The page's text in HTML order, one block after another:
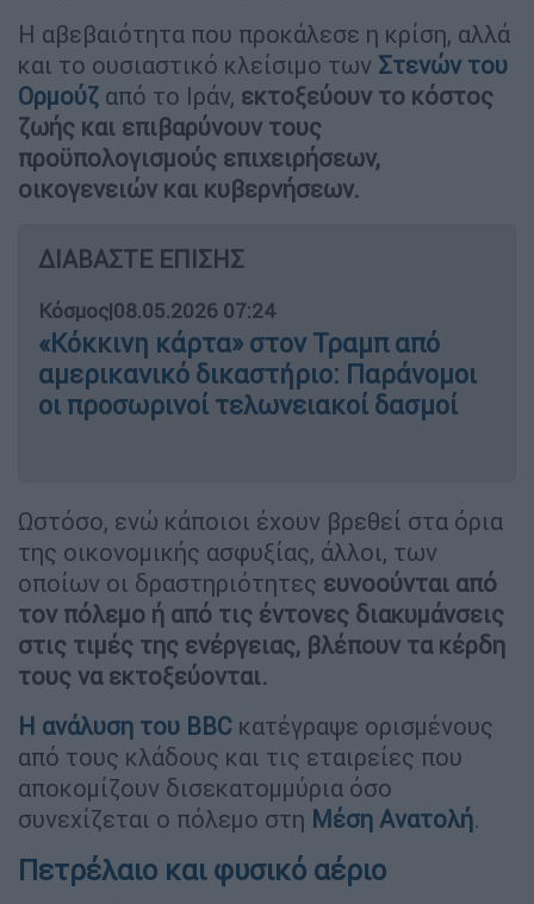
Η αβεβαιότητα που προκάλεσε η κρίση, αλλά
και το ουσιαστικό κλείσιμο των Στενών του
Ορμούζ από το Ιράν, εκτοξεύουν το κόστος
ζωής και επιβαρύνουν τους
προϋπολογισμούς επιχειρήσεων,
οικογενειών και κυβερνήσεων.
ΔΙΑΒΑΣΤΕ ΕΠΙΣΗΣ
Κόσμος|08.05.2026 07:24
«Κόκκινη κάρτα» στον Τραμπ από
αμερικανικό δικαστήριο: Παράνομοι
οι προσωρινοί τελωνειακοί δασμοί
Ωστόσο, ενώ κάποιοι έχουν βρεθεί στα όρια
της οικονομικής ασφυξίας, άλλοι, των
οποίων οι δραστηριότητες ευνοούνται από
τον πόλεμο ή από τις έντονες διακυμάνσεις
στις τιμές της ενέργειας, βλέπουν τα κέρδη
τους να εκτοξεύονται.
Η ανάλυση του BBC κατέγραψε ορισμένους
από τους κλάδους και τις εταιρείες που
αποκομίζουν δισεκατομμύρια όσο
συνεχίζεται ο πόλεμο στη Μέση Ανατολή.
Πετρέλαιο και φυσικό αέριο